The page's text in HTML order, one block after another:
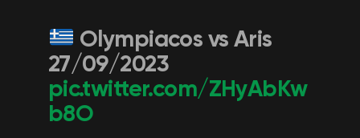
Olympiacos vs Aris
27/09/2023
pic.twitter.com/ZHyAbKw
b8O